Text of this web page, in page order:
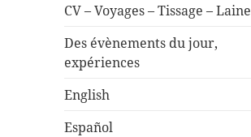
CV – Voyages – Tissage – Laine
Des évènements du jour,
expériences
English
Español